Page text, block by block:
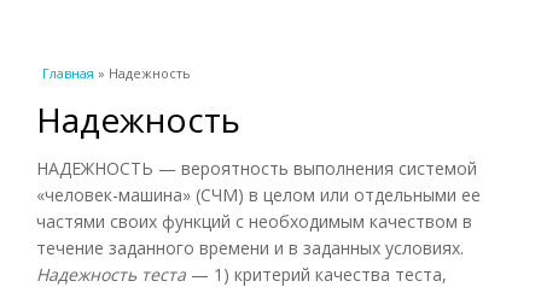
Вы здесь
Главная » Надежность
Надежность
НАДЕЖНОСТЬ — вероятность выполнения системой
«человек-машина» (СЧМ) в целом или отдельными ее
частями своих функций с необходимым качеством в
течение заданного времени и в заданных условиях.
Надежность теста — 1) критерий качества теста,